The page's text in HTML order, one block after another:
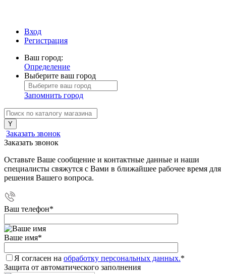
Вход
Регистрация
Ваш город:
Определение
Выберите ваш город
Запомнить город
Заказать звонок
Заказать звонок
Оставьте Ваше сообщение и контактные данные и наши
специалисты свяжутся с Вами в ближайшее рабочее время для
решения Вашего вопроса.
Ваш телефон*
Ваше имя*
Я согласен на обработку персональных данных.*
Защита от автоматического заполнения